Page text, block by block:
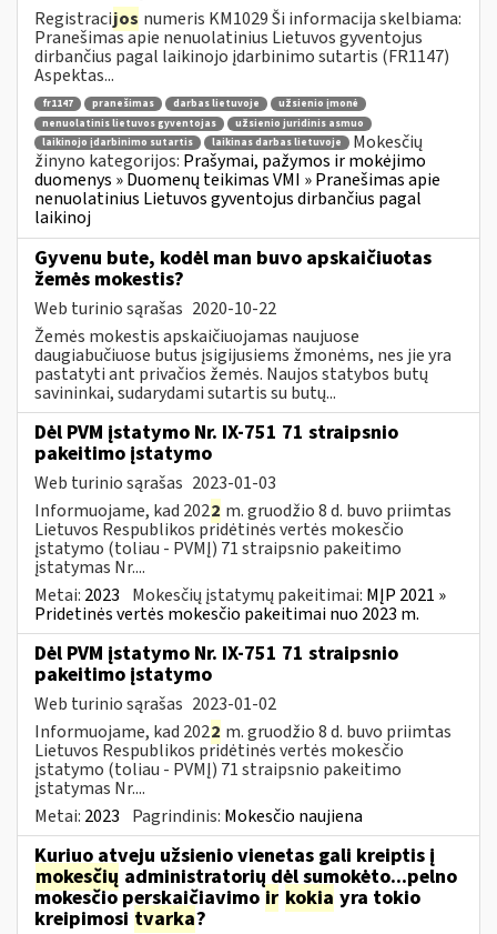
Registracijos numeris KM1029 Ši informacija skelbiama:
Pranešimas apie nenuolatinius Lietuvos gyventojus
dirbančius pagal laikinojo įdarbinimo sutartis (FR1147)
Aspektas...
fr1147 pranešimas darbas lietuvoje
užsienio įmonė
nenuolatinis lietuvos gyventojas
užsienio juridinis asmuo
laikinojo įdarbinimo sutartis
laikinas darbas lietuvoje
Mokesčių
žinyno kategorijos: Prašymai, pažymos ir mokėjimo
duomenys » Duomenų teikimas VMI » Pranešimas apie
nenuolatinius Lietuvos gyventojus dirbančius pagal
laikinoj
Gyvenu bute, kodėl man buvo apskaičiuotas
žemės mokestis?
Web turinio sąrašas 2020-10-22
Žemės mokestis apskaičiuojamas naujuose
daugiabučiuose butus įsigijusiems žmonėms, nes jie yra
pastatyti ant privačios žemės. Naujos statybos butų
savininkai, sudarydami sutartis su butų...
Dėl PVM įstatymo Nr. IX-751 71 straipsnio
pakeitimo įstatymo
Web turinio sąrašas 2023-01-03
Informuojame, kad 2022 m. gruodžio 8 d. buvo priimtas
Lietuvos Respublikos pridėtinės vertės mokesčio
įstatymo (toliau ­- PVMĮ) 71 straipsnio pakeitimo
įstatymas Nr....
Metai: 2023 Mokesčių įstatymų pakeitimai: MĮP 2021 »
Pridetinės vertės mokesčio pakeitimai nuo 2023 m.
Dėl PVM įstatymo Nr. IX-751 71 straipsnio
pakeitimo įstatymo
Web turinio sąrašas 2023-01-02
Informuojame, kad 2022 m. gruodžio 8 d. buvo priimtas
Lietuvos Respublikos pridėtinės vertės mokesčio
įstatymo (toliau ­- PVMĮ) 71 straipsnio pakeitimo
įstatymas Nr....
Metai: 2023 Pagrindinis: Mokesčio naujiena
Kuriuo atveju užsienio vienetas gali kreiptis į
mokesčių administratorių dėl sumokėto...pelno
mokesčio perskaičiavimo ir kokia yra tokio
kreipimosi tvarka?